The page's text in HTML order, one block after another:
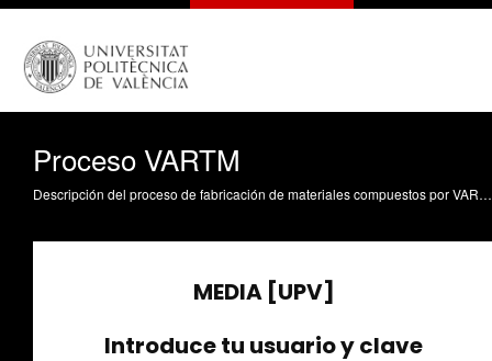
Proceso VARTM
Descripción del proceso de fabricación de materiales compuestos por VARTM Orozco Messana, J. (2008). Proceso VARTM. https://riunet.upv.es/handle/10251/1651